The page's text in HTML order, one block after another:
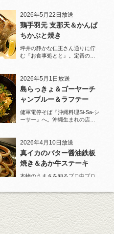
2026年5月22日放送
鶏手羽元 支那天＆かんぱ
ちかぶと焼き
坪井の静かな仁王さん通りに佇
む『お食事処とと』。定番の
2026年5月1日放送
島らっきょ＆ゴーヤーチ
ャンプルー＆ラフテー
健軍電停そば『沖縄料理Si-Sa-シ
ーサー』へ。沖縄生まれの店主
2026年4月10日放送
真イカのバター醤油鉄板
焼き＆あか牛ステーキ
本物のうまさを知るプロ中プロ
まい！と唸る一皿がある。
2026年3月20日放送
原始焼き 大トロ鰯の塩焼
き/キンキの塩焼き など